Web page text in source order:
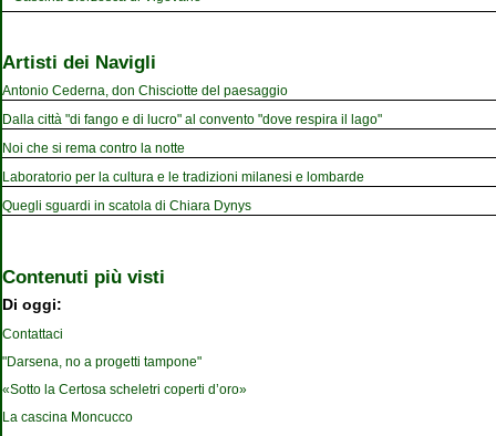
Artisti dei Navigli
Antonio Cederna, don Chisciotte del paesaggio
Dalla città "di fango e di lucro" al convento "dove respira il lago"
Noi che si rema contro la notte
Laboratorio per la cultura e le tradizioni milanesi e lombarde
Quegli sguardi in scatola di Chiara Dynys
Contenuti più visti
Di oggi:
Contattaci
"Darsena, no a progetti tampone"
«Sotto la Certosa scheletri coperti d’oro»
La cascina Moncucco